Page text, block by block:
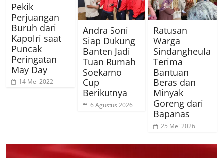
Pekik
Perjuangan
Buruh dari
Kapolri saat
Puncak
Peringatan
May Day
14 Mei 2022
Andra Soni
Siap Dukung
Banten Jadi
Tuan Rumah
Soekarno
Cup
Berikutnya
6 Agustus 2026
Ratusan
Warga
Sindangheula
Terima
Bantuan
Beras dan
Minyak
Goreng dari
Bapanas
25 Mei 2026